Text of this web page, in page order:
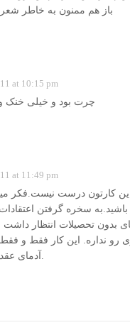
باز هم ممنون به خاطر
at 10:15 pm
چرت بود و خیلی خنک
at 11:49 pm
کارتون درست نیست.فکر
باشید.به سخره گرفتن
بدون تحصیلات انتظار
رو نداره. این کار فقط و
آدمای عقده ای برمیاد.